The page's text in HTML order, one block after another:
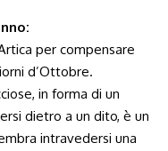
per compensare
d’Ottobre.
in forma di un
dietro a un dito, è un
intravedersi una